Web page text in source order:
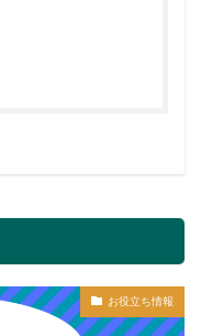
お役立ち情報